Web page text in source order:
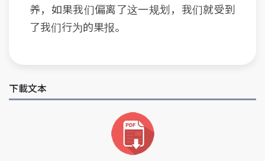
养，如果我们偏离了这一规划，我们就受到
了我们行为的果报。
下載文本